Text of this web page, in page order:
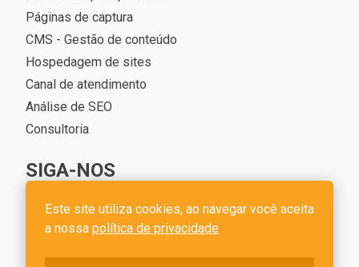
Páginas de captura
CMS - Gestão de conteúdo
Hospedagem de sites
Canal de atendimento
Análise de SEO
Consultoria
SIGA-NOS
Este site utiliza cookies, ao navegar você aceita
a nossa política de privacidade